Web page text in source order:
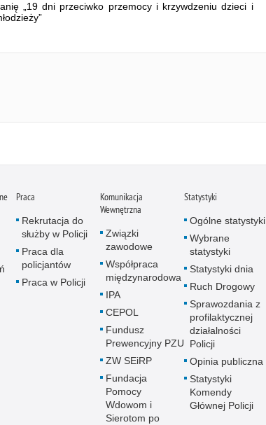
„19 dni przeciwko przemocy i krzywdzeniu dzieci i
Praca
Rekrutacja do
służby w Policji
Praca dla
policjantów
Praca w Policji
Komunikacja
Wewnętrzna
Związki
zawodowe
Współpraca
międzynarodowa
IPA
CEPOL
Fundusz
Prewencyjny PZU
ZW SEiRP
Fundacja
Pomocy
Wdowom i
Sierotom po
Statystyki
Ogólne statystyki
Wybrane
statystyki
Statystyki dnia
Ruch Drogowy
Sprawozdania z
profilaktycznej
działalności
Policji
Opinia publiczna
Statystyki
Komendy
Głównej Policji